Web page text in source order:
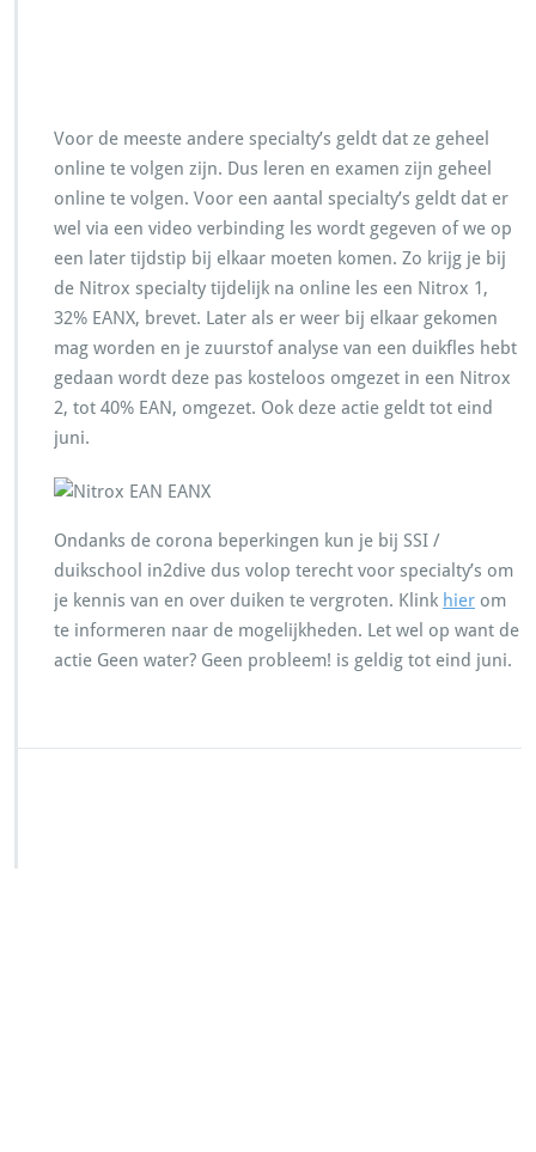
Voor de meeste andere specialty’s geldt dat ze geheel
online te volgen zijn. Dus leren en examen zijn geheel
online te volgen. Voor een aantal specialty’s geldt dat er
wel via een video verbinding les wordt gegeven of we op
een later tijdstip bij elkaar moeten komen. Zo krijg je bij
de Nitrox specialty tijdelijk na online les een Nitrox 1,
32% EANX, brevet. Later als er weer bij elkaar gekomen
mag worden en je zuurstof analyse van een duikfles hebt
gedaan wordt deze pas kosteloos omgezet in een Nitrox
2, tot 40% EAN, omgezet. Ook deze actie geldt tot eind
juni.
Ondanks de corona beperkingen kun je bij SSI /
duikschool in2dive dus volop terecht voor specialty’s om
je kennis van en over duiken te vergroten. Klink hier om
te informeren naar de mogelijkheden. Let wel op want de
actie Geen water? Geen probleem! is geldig tot eind juni.